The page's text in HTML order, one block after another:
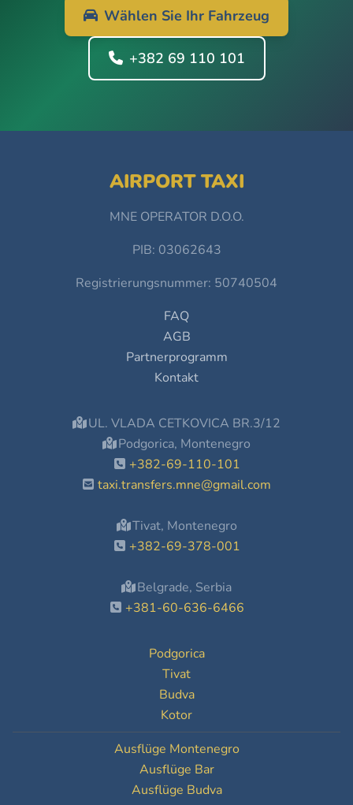
Wählen Sie Ihr Fahrzeug
+382 69 110 101
AIRPORT TAXI
MNE OPERATOR D.O.O.
PIB: 03062643
Registrierungsnummer: 50740504
FAQ
AGB
Partnerprogramm
Kontakt
UL. VLADA CETKOVICA BR.3/12
Podgorica, Montenegro
+382-69-110-101
taxi.transfers.mne@gmail.com
Tivat, Montenegro
+382-69-378-001
Belgrade, Serbia
+381-60-636-6466
Podgorica
Tivat
Budva
Kotor
Ausflüge Montenegro
Ausflüge Bar
Ausflüge Budva